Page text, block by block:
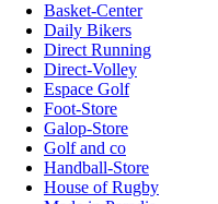
Basket-Center
Daily Bikers
Direct Running
Direct-Volley
Espace Golf
Foot-Store
Galop-Store
Golf and co
Handball-Store
House of Rugby